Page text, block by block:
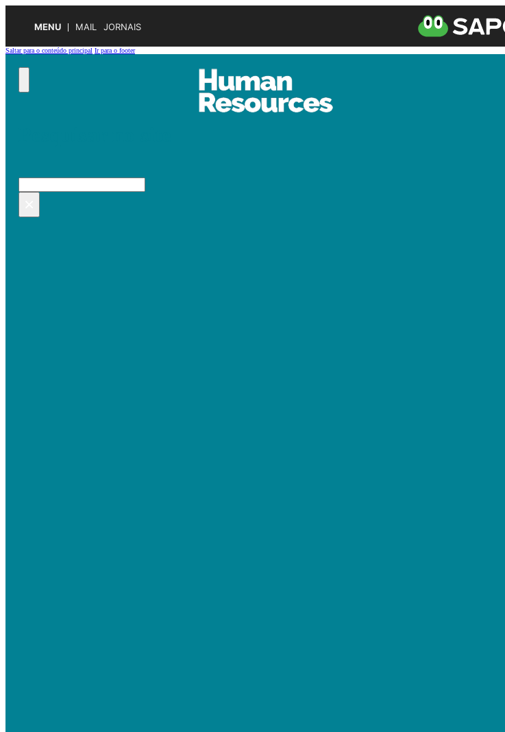
MENU MAIL JORNAIS
Saltar para o conteúdo principal Ir para o footer
Pesquisar